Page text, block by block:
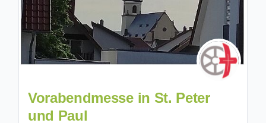
Vorabendmesse in St. Peter
und Paul